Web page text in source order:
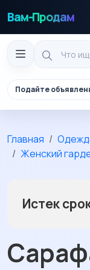
Вам-Продам
Подайте
Главная
Женский
Истек